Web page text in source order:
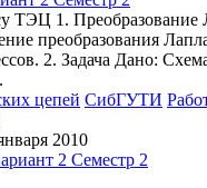
ТЭЦ 1. Преобразование
преобразования
2. Задача Дано:
цепей СибГУТИ
2010